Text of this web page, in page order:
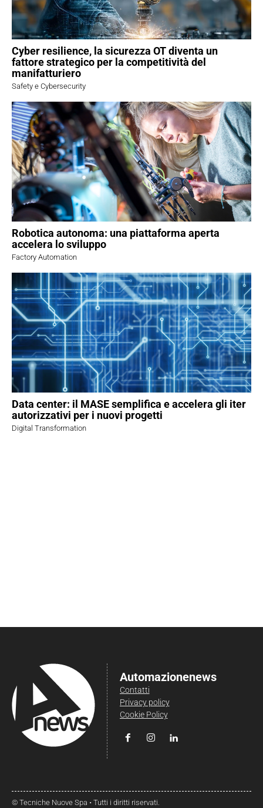
Cyber resilience, la sicurezza OT diventa un
fattore strategico per la competitività del
manifatturiero
Safety e Cybersecurity
Robotica autonoma: una piattaforma aperta
accelera lo sviluppo
Factory Automation
Data center: il MASE semplifica e accelera gli iter
autorizzativi per i nuovi progetti
Digital Transformation
Automazionenews
Contatti
Privacy policy
Cookie Policy
© Tecniche Nuove Spa • Tutti i diritti riservati.